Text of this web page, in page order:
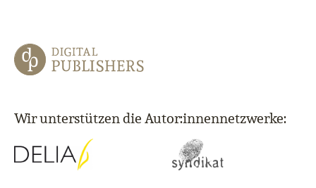
Wir unterstützen die Autor:innennetzwerke: